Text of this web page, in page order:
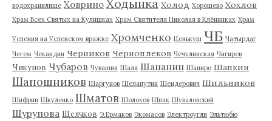
водохранилище Ховрино Ходынка Холод Хорошево Хохлов
Храм Всех Святых на Кулишках Храм Святителя Николая в Клённиках Храм
Успения на Успенском вражке Хромченко Ценькуш ЧБ Чатырдаг
Чегем Чекандин Черников Черноплеков Чечулинская Чигирев
Чикунов Чубаров Чувашия Шаля Шананин Шапиро Шапкин
Шапошников Шаргунов Шелапутин Шендерович Шильников
Шифрин Шкуленко Шматов Шолохов Шпак Шуваловский
Шурупова Щелчков Э.Ермаков Экомасов Электроугли Эльтюбю